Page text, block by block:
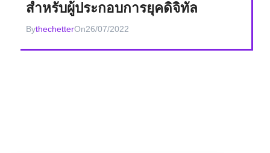
สำหรับผู้ประกอบการยุคดิจิทัล
BythechetterOn26/07/2022